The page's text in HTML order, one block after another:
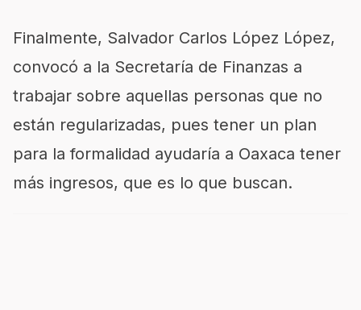
Finalmente, Salvador Carlos López López,
convocó a la Secretaría de Finanzas a
trabajar sobre aquellas personas que no
están regularizadas, pues tener un plan
para la formalidad ayudaría a Oaxaca tener
más ingresos, que es lo que buscan.